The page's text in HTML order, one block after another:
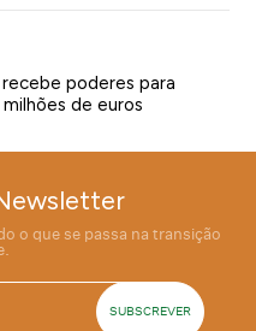
poderes para
de euros
o que se passa na transição